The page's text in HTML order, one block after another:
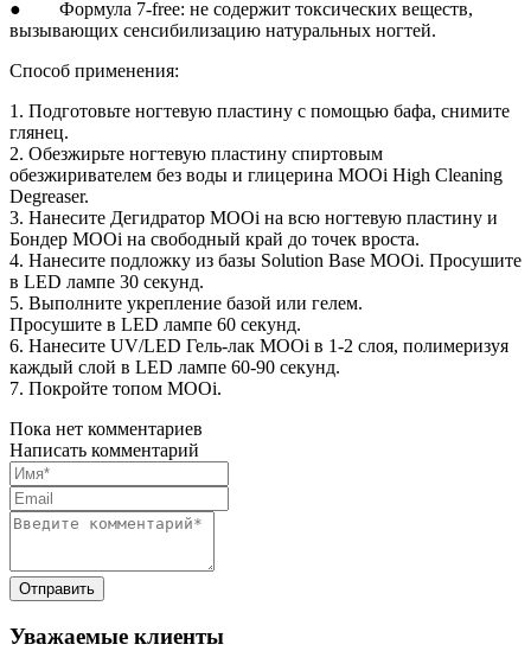
● Формула 7-free: не содержит токсических веществ,
вызывающих сенсибилизацию натуральных ногтей.
Способ применения:
1. Подготовьте ногтевую пластину с помощью бафа, снимите
глянец.
2. Обезжирьте ногтевую пластину спиртовым
обезжиривателем без воды и глицерина MOOi High Cleaning
Degreaser.
3. Нанесите Дегидратор MOOi на всю ногтевую пластину и
Бондер MOOi на свободный край до точек вроста.
4. Нанесите подложку из базы Solution Base MOOi. Просушите
в LED лампе 30 секунд.
5. Выполните укрепление базой или гелем.
Просушите в LED лампе 60 секунд.
6. Нанесите UV/LED Гель-лак MOOi в 1-2 слоя, полимеризуя
каждый слой в LED лампе 60-90 секунд.
7. Покройте топом MOOi.
Пока нет комментариев
Написать комментарий
Уважаемые клиенты